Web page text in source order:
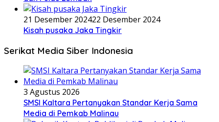
21 Desember 202422 Desember 2024
Kisah pusaka Jaka Tingkir
Serikat Media Siber Indonesia
3 Agustus 2026
SMSI Kaltara Pertanyakan Standar Kerja Sama
Media di Pemkab Malinau